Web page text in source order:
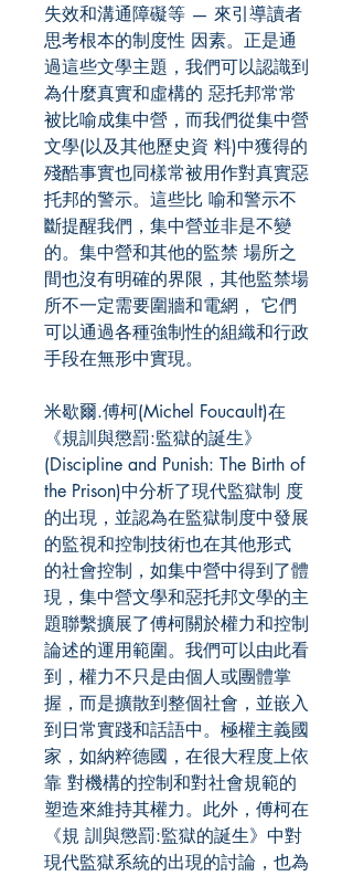
失效和溝通障礙等 — 來引導讀者
思考根本的制度性 因素。正是通
過這些文學主題，我們可以認識到
為什麼真實和虛構的 惡托邦常常
被比喻成集中營，而我們從集中營
文學(以及其他歷史資 料)中獲得的
殘酷事實也同樣常被用作對真實惡
托邦的警示。這些比 喻和警示不
斷提醒我們，集中營並非是不變
的。集中營和其他的監禁 場所之
間也沒有明確的界限，其他監禁場
所不一定需要圍牆和電網， 它們
可以通過各種強制性的組織和行政
手段在無形中實現。
米歇爾.傅柯(Michel Foucault)在
《規訓與懲罰:監獄的誕生》
(Discipline and Punish: The Birth of
the Prison)中分析了現代監獄制 度
的出現，並認為在監獄制度中發展
的監視和控制技術也在其他形式
的社會控制，如集中營中得到了體
現，集中營文學和惡托邦文學的主
題聯繫擴展了傅柯關於權力和控制
論述的運用範圍。我們可以由此看
到，權力不只是由個人或團體掌
握，而是擴散到整個社會，並嵌入
到日常實踐和話語中。極權主義國
家，如納粹德國，在很大程度上依
靠 對機構的控制和對社會規範的
塑造來維持其權力。此外，傅柯在
《規 訓與懲罰:監獄的誕生》中對
現代監獄系統的出現的討論，也為